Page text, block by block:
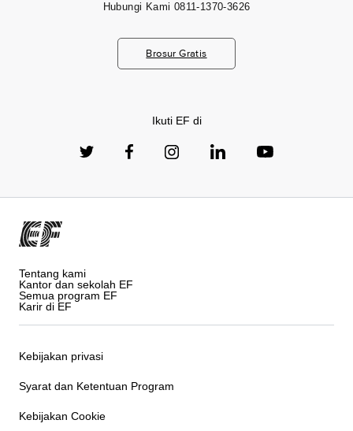
Hubungi Kami 0811-1370-3626
Brosur Gratis
Ikuti EF di
Tentang kami
Kantor dan sekolah EF
Semua program EF
Karir di EF
Kebijakan privasi
Syarat dan Ketentuan Program
Kebijakan Cookie